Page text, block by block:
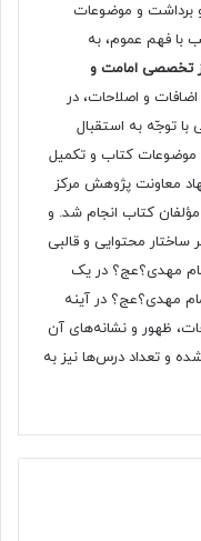
برداشت و موضوعات
با فهم عموم، به
تخصصی امامت و
و اصلاحات، در
با توجّه به استقبال
موضوعات کتاب و تکمیل
معاونت پژوهش مرکز
کتاب انجام شد. و
ساختار محتوایی و قالبی
مهدی؟عج؟ در یک
مهدی؟عج؟ در آینه
ظهور و نشانه‌های آن
و تعداد درس‌ها نیز به